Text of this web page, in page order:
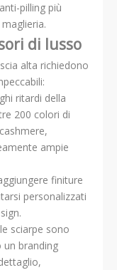
pilling più
di lusso
alta richiedono
ritardi della
200 colori di
ampie
finiture
personalizzati
le sciarpe sono
branding